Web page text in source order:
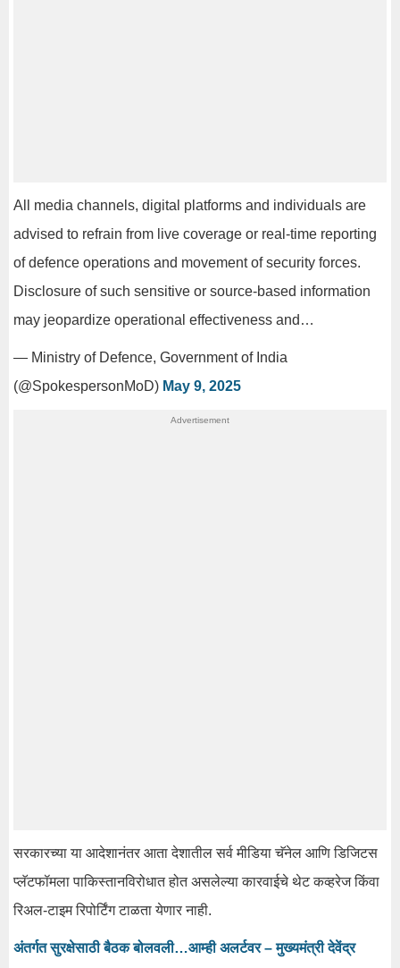
All media channels, digital platforms and individuals are
advised to refrain from live coverage or real-time reporting
of defence operations and movement of security forces.
Disclosure of such sensitive or source-based information
may jeopardize operational effectiveness and…
— Ministry of Defence, Government of India
(@SpokespersonMoD) May 9, 2025
सरकारच्या या आदेशानंतर आता देशातील सर्व मीडिया चॅनेल आणि डिजिटस
प्लॅटफॉमला पाकिस्तानविरोधात होत असलेल्या कारवाईचे थेट कव्हरेज किंवा
रिअल-टाइम रिपोर्टिंग टाळता येणार नाही.
अंतर्गत सुरक्षेसाठी बैठक बोलवली…आम्ही अलर्टवर – मुख्यमंत्री देवेंद्र